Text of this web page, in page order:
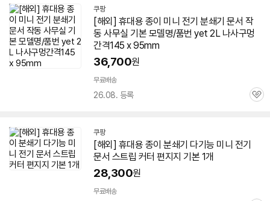
쿠팡
[해외] 휴대용 종이 미니 전기 분쇄기 문서 작
동 사무실 기본 모델명/품번 yet 2L 나사구멍
간격145 x 95mm
36,700원
무료배송
26.08. 등록
관
쿠팡
[해외] 휴대용 종이 분쇄기 다기능 미니 전기
문서 스트립 커터 편지지 기본 1개
28,300원
무료배송